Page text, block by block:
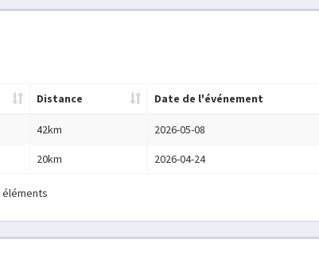
Distance Date de l'événement
42km 2026-05-08
20km 2026-04-24
éléments